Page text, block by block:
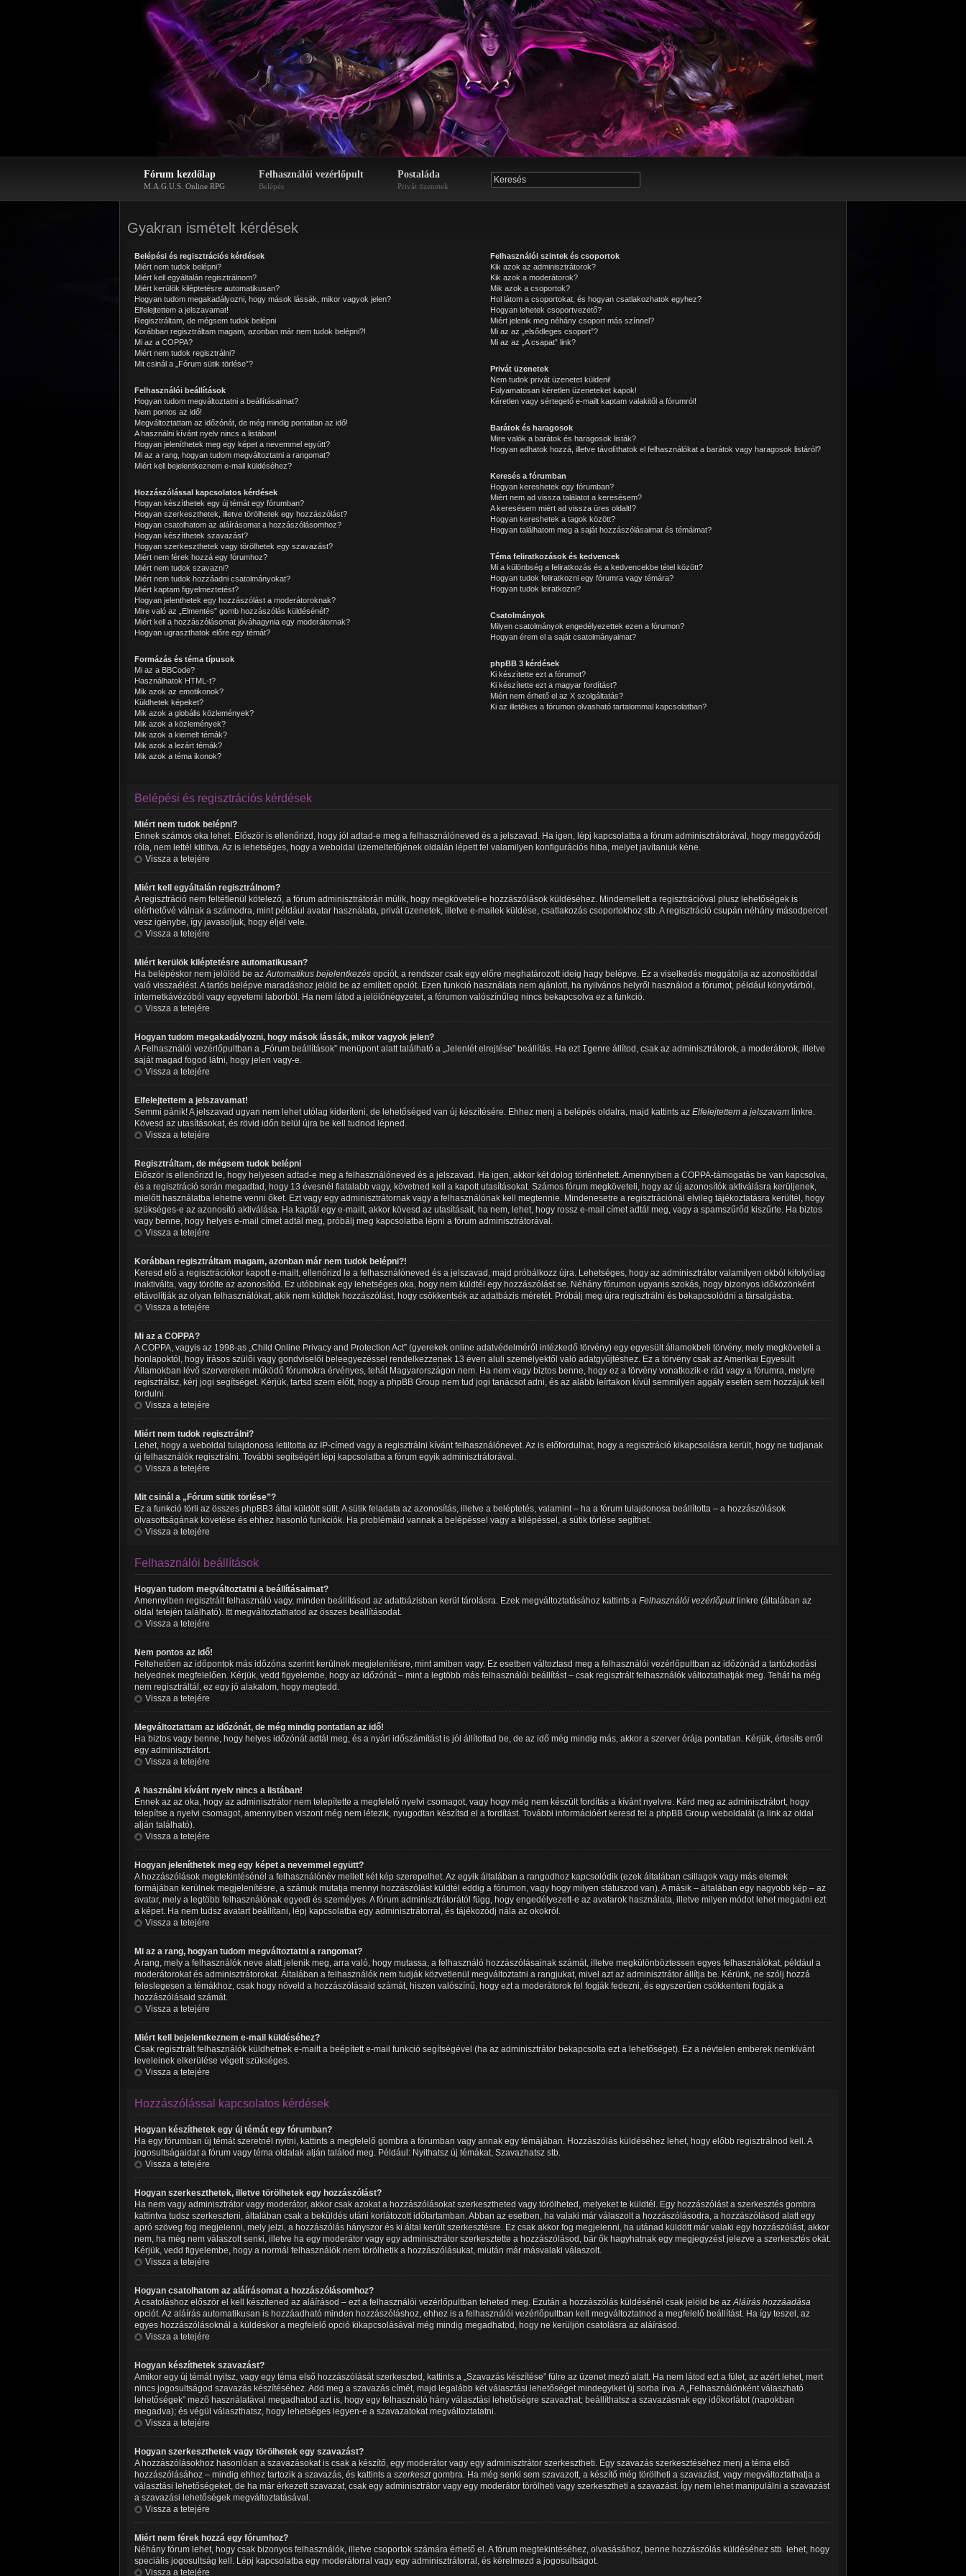
Fórum kezdőlap
M.A.G.U.S. Online RPG
Felhasználói vezérlőpult
Belépés
Postaláda
Privát üzenetek
Gyakran ismételt kérdések
Belépési és regisztrációs kérdések
Miért nem tudok belépni?
Miért kell egyáltalán regisztrálnom?
Miért kerülök kiléptetésre automatikusan?
Hogyan tudom megakadályozni, hogy mások lássák, mikor vagyok jelen?
Elfelejtettem a jelszavamat!
Regisztráltam, de mégsem tudok belépni
Korábban regisztráltam magam, azonban már nem tudok belépni?!
Mi az a COPPA?
Miért nem tudok regisztrálni?
Mit csinál a „Fórum sütik törlése”?
Felhasználói beállítások
Hogyan tudom megváltoztatni a beállításaimat?
Nem pontos az idő!
Megváltoztattam az időzónát, de még mindig pontatlan az idő!
A használni kívánt nyelv nincs a listában!
Hogyan jeleníthetek meg egy képet a nevemmel együtt?
Mi az a rang, hogyan tudom megváltoztatni a rangomat?
Miért kell bejelentkeznem e-mail küldéséhez?
Hozzászólással kapcsolatos kérdések
Hogyan készíthetek egy új témát egy fórumban?
Hogyan szerkeszthetek, illetve törölhetek egy hozzászólást?
Hogyan csatolhatom az aláírásomat a hozzászólásomhoz?
Hogyan készíthetek szavazást?
Hogyan szerkeszthetek vagy törölhetek egy szavazást?
Miért nem férek hozzá egy fórumhoz?
Miért nem tudok szavazni?
Miért nem tudok hozzáadni csatolmányokat?
Miért kaptam figyelmeztetést?
Hogyan jelenthetek egy hozzászólást a moderátoroknak?
Mire való az „Elmentés” gomb hozzászólás küldésénél?
Miért kell a hozzászólásomat jóváhagynia egy moderátornak?
Hogyan ugraszthatok előre egy témát?
Formázás és téma típusok
Mi az a BBCode?
Használhatok HTML-t?
Mik azok az emotikonok?
Küldhetek képeket?
Mik azok a globális közlemények?
Mik azok a közlemények?
Mik azok a kiemelt témák?
Mik azok a lezárt témák?
Mik azok a téma ikonok?
Felhasználói szintek és csoportok
Kik azok az adminisztrátorok?
Kik azok a moderátorok?
Mik azok a csoportok?
Hol látom a csoportokat, és hogyan csatlakozhatok egyhez?
Hogyan lehetek csoportvezető?
Miért jelenik meg néhány csoport más színnel?
Mi az az „elsődleges csoport”?
Mi az az „A csapat” link?
Privát üzenetek
Nem tudok privát üzenetet küldeni!
Folyamatosan kéretlen üzeneteket kapok!
Kéretlen vagy sértegető e-mailt kaptam valakitől a fórumról!
Barátok és haragosok
Mire valók a barátok és haragosok listák?
Hogyan adhatok hozzá, illetve távolíthatok el felhasználókat a barátok vagy haragosok listáról?
Keresés a fórumban
Hogyan kereshetek egy fórumban?
Miért nem ad vissza találatot a keresésem?
A keresésem miért ad vissza üres oldalt!?
Hogyan kereshetek a tagok között?
Hogyan találhatom meg a saját hozzászólásaimat és témáimat?
Téma feliratkozások és kedvencek
Mi a különbség a feliratkozás és a kedvencekbe tétel között?
Hogyan tudok feliratkozni egy fórumra vagy témára?
Hogyan tudok leiratkozni?
Csatolmányok
Milyen csatolmányok engedélyezettek ezen a fórumon?
Hogyan érem el a saját csatolmányaimat?
phpBB 3 kérdések
Ki készítette ezt a fórumot?
Ki készítette ezt a magyar fordítást?
Miért nem érhető el az X szolgáltatás?
Ki az illetékes a fórumon olvasható tartalommal kapcsolatban?
Belépési és regisztrációs kérdések
Miért nem tudok belépni?
Ennek számos oka lehet. Először is ellenőrizd, hogy jól adtad-e meg a felhasználóneved és a jelszavad. Ha igen, lépj kapcsolatba a fórum adminisztrátorával, hogy meggyőződj
róla, nem lettél kitiltva. Az is lehetséges, hogy a weboldal üzemeltetőjének oldalán lépett fel valamilyen konfigurációs hiba, melyet javítaniuk kéne.
Vissza a tetejére
Miért kell egyáltalán regisztrálnom?
A regisztráció nem feltétlenül kötelező, a fórum adminisztrátorán múlik, hogy megköveteli-e hozzászólások küldéséhez. Mindemellett a regisztrációval plusz lehetőségek is
elérhetővé válnak a számodra, mint például avatar használata, privát üzenetek, illetve e-mailek küldése, csatlakozás csoportokhoz stb. A regisztráció csupán néhány másodpercet
vesz igénybe, így javasoljuk, hogy éljél vele.
Vissza a tetejére
Miért kerülök kiléptetésre automatikusan?
Ha belépéskor nem jelölöd be azAutomatikus bejelentkezés opciót, a rendszer csak egy előre meghatározott ideig hagy belépve. Ez a viselkedés meggátolja az azonosítóddal
való visszaélést. A tartós belépve maradáshoz jelöld be az említett opciót. Ezen funkció használata nem ajánlott, ha nyilvános helyről használod a fórumot, például könyvtárból,
internetkávézóból vagy egyetemi laborból. Ha nem látod a jelölőnégyzetet, a fórumon valószínűleg nincs bekapcsolva ez a funkció.
Vissza a tetejére
Hogyan tudom megakadályozni, hogy mások lássák, mikor vagyok jelen?
A Felhasználói vezérlőpultban a „Fórum beállítások” menüpont alatt található a „Jelenlét elrejtése” beállítás. Ha ezt Igenre állítod, csak az adminisztrátorok, a moderátorok, illetve
saját magad fogod látni, hogy jelen vagy-e.
Vissza a tetejére
Elfelejtettem a jelszavamat!
Semmi pánik! A jelszavad ugyan nem lehet utólag kideríteni, de lehetőséged van új készítésére. Ehhez menj a belépés oldalra, majd kattints az Elfelejtettem a jelszavam linkre.
Kövesd az utasításokat, és rövid időn belül újra be kell tudnod lépned.
Vissza a tetejére
Regisztráltam, de mégsem tudok belépni
Először is ellenőrizd le, hogy helyesen adtad-e meg a felhasználóneved és a jelszavad. Ha igen, akkor két dolog történhetett. Amennyiben a COPPA-támogatás be van kapcsolva,
és a regisztráció során megadtad, hogy 13 évesnél fiatalabb vagy, követned kell a kapott utasításokat. Számos fórum megköveteli, hogy az új azonosítók aktiválásra kerüljenek,
mielőtt használatba lehetne venni őket. Ezt vagy egy adminisztrátornak vagy a felhasználónak kell megtennie. Mindenesetre a regisztrációnál elvileg tájékoztatásra kerültél, hogy
szükséges-e az azonosító aktiválása. Ha kaptál egy e-mailt, akkor kövesd az utasításait, ha nem, lehet, hogy rossz e-mail címet adtál meg, vagy a spamszűrőd kiszűrte. Ha biztos
vagy benne, hogy helyes e-mail címet adtál meg, próbálj meg kapcsolatba lépni a fórum adminisztrátorával.
Vissza a tetejére
Korábban regisztráltam magam, azonban már nem tudok belépni?!
Keresd elő a regisztrációkor kapott e-mailt, ellenőrizd le a felhasználóneved és a jelszavad, majd próbálkozz újra. Lehetséges, hogy az adminisztrátor valamilyen okból kifolyólag
inaktiválta, vagy törölte az azonosítód. Ez utóbbinak egy lehetséges oka, hogy nem küldtél egy hozzászólást se. Néhány fórumon ugyanis szokás, hogy bizonyos időközönként
eltávolítják az olyan felhasználókat, akik nem küldtek hozzászólást, hogy csökkentsék az adatbázis méretét. Próbálj meg újra regisztrálni és bekapcsolódni a társalgásba.
Vissza a tetejére
Mi az a COPPA?
A COPPA, vagyis az 1998-as „Child Online Privacy and Protection Act” (gyerekek online adatvédelméről intézkedő törvény) egy egyesült államokbeli törvény, mely megköveteli a
honlapoktól, hogy írásos szülői vagy gondviselői beleegyezéssel rendelkezzenek 13 éven aluli személyektől való adatgyűjtéshez. Ez a törvény csak az Amerikai Egyesült
Államokban lévő szervereken működő fórumokra érvényes, tehát Magyarországon nem. Ha nem vagy biztos benne, hogy ez a törvény vonatkozik-e rád vagy a fórumra, melyre
regisztrálsz, kérj jogi segítséget. Kérjük, tartsd szem előtt, hogy a phpBB Group nem tud jogi tanácsot adni, és az alább leírtakon kívül semmilyen aggály esetén sem hozzájuk kell
fordulni.
Vissza a tetejére
Miért nem tudok regisztrálni?
Lehet, hogy a weboldal tulajdonosa letiltotta az IP-címed vagy a regisztrálni kívánt felhasználónevet. Az is előfordulhat, hogy a regisztráció kikapcsolásra került, hogy ne tudjanak
új felhasználók regisztrálni. További segítségért lépj kapcsolatba a fórum egyik adminisztrátorával.
Vissza a tetejére
Mit csinál a „Fórum sütik törlése”?
Ez a funkció törli az összes phpBB3 által küldött sütit. A sütik feladata az azonosítás, illetve a beléptetés, valamint – ha a fórum tulajdonosa beállította – a hozzászólások
olvasottságának követése és ehhez hasonló funkciók. Ha problémáid vannak a belépéssel vagy a kilépéssel, a sütik törlése segíthet.
Vissza a tetejére
Felhasználói beállítások
Hogyan tudom megváltoztatni a beállításaimat?
Amennyiben regisztrált felhasználó vagy, minden beállításod az adatbázisban kerül tárolásra. Ezek megváltoztatásához kattints a Felhasználói vezérlőpultlinkre (általában az
oldal tetején található). Itt megváltoztathatod az összes beállításodat.
Vissza a tetejére
Nem pontos az idő!
Feltehetően az időpontok más időzóna szerint kerülnek megjelenítésre, mint amiben vagy. Ez esetben változtasd meg a felhasználói vezérlőpultban az időzónád a tartózkodási
helyednek megfelelően. Kérjük, vedd figyelembe, hogy az időzónát – mint a legtöbb más felhasználói beállítást – csak regisztrált felhasználók változtathatják meg. Tehát ha még
nem regisztráltál, ez egy jó alakalom, hogy megtedd.
Vissza a tetejére
Megváltoztattam az időzónát, de még mindig pontatlan az idő!
Ha biztos vagy benne, hogy helyes időzónát adtál meg, és a nyári időszámítást is jól állítottad be, de az idő még mindig más, akkor a szerver órája pontatlan. Kérjük, értesíts erről
egy adminisztrátort.
Vissza a tetejére
A használni kívánt nyelv nincs a listában!
Ennek az az oka, hogy az adminisztrátor nem telepítette a megfelelő nyelvi csomagot, vagy hogy még nem készült fordítás a kívánt nyelvre. Kérd meg az adminisztrátort, hogy
telepítse a nyelvi csomagot, amennyiben viszont még nem létezik, nyugodtan készítsd el a fordítást. További információért keresd fel a phpBB Group weboldalát (a link az oldal
alján található).
Vissza a tetejére
Hogyan jeleníthetek meg egy képet a nevemmel együtt?
A hozzászólások megtekintésénél a felhasználónév mellett két kép szerepelhet. Az egyik általában a rangodhoz kapcsolódik (ezek általában csillagok vagy más elemek
formájában kerülnek megjelenítésre, a számuk mutatja mennyi hozzászólást küldtél eddig a fórumon, vagy hogy milyen státuszod van). A másik – általában egy nagyobb kép – az
avatar, mely a legtöbb felhasználónak egyedi és személyes. A fórum adminisztrátorától függ, hogy engedélyezett-e az avatarok használata, illetve milyen módot lehet megadni ezt
a képet. Ha nem tudsz avatart beállítani, lépj kapcsolatba egy adminisztrátorral, és tájékozódj nála az okokról.
Vissza a tetejére
Mi az a rang, hogyan tudom megváltoztatni a rangomat?
A rang, mely a felhasználók neve alatt jelenik meg, arra való, hogy mutassa, a felhasználó hozzászólásainak számát, illetve megkülönböztessen egyes felhasználókat, például a
moderátorokat és adminisztrátorokat. Általában a felhasználók nem tudják közvetlenül megváltoztatni a rangjukat, mivel azt az adminisztrátor állítja be. Kérünk, ne szólj hozzá
feleslegesen a témákhoz, csak hogy növeld a hozzászólásaid számát, hiszen valószínű, hogy ezt a moderátorok fel fogják fedezni, és egyszerűen csökkenteni fogják a
hozzászólásaid számát.
Vissza a tetejére
Miért kell bejelentkeznem e-mail küldéséhez?
Csak regisztrált felhasználók küldhetnek e-mailt a beépített e-mail funkció segítségével (ha az adminisztrátor bekapcsolta ezt a lehetőséget). Ez a névtelen emberek nemkívánt
leveleinek elkerülése végett szükséges.
Vissza a tetejére
Hozzászólással kapcsolatos kérdések
Hogyan készíthetek egy új témát egy fórumban?
Ha egy fórumban új témát szeretnél nyitni, kattints a megfelelő gombra a fórumban vagy annak egy témájában. Hozzászólás küldéséhez lehet, hogy előbb regisztrálnod kell. A
jogosultságaidat a fórum vagy téma oldalak alján találod meg. Például: Nyithatsz új témákat, Szavazhatsz stb.
Vissza a tetejére
Hogyan szerkeszthetek, illetve törölhetek egy hozzászólást?
Ha nem vagy adminisztrátor vagy moderátor, akkor csak azokat a hozzászólásokat szerkesztheted vagy törölheted, melyeket te küldtél. Egy hozzászólást a szerkesztés gombra
kattintva tudsz szerkeszteni, általában csak a beküldés utáni korlátozott időtartamban. Abban az esetben, ha valaki már válaszolt a hozzászólásodra, a hozzászólásod alatt egy
apró szöveg fog megjelenni, mely jelzi, a hozzászólás hányszor és ki által került szerkesztésre. Ez csak akkor fog megjelenni, ha utánad küldött már valaki egy hozzászólást, akkor
nem, ha még nem válaszolt senki, illetve ha egy moderátor vagy egy adminisztrátor szerkesztette a hozzászólásod, bár ők hagyhatnak egy megjegyzést jelezve a szerkesztés okát.
Kérjük, vedd figyelembe, hogy a normál felhasználók nem törölhetik a hozzászólásukat, miután már másvalaki válaszolt.
Vissza a tetejére
Hogyan csatolhatom az aláírásomat a hozzászólásomhoz?
A csatoláshoz először el kell készítened az aláírásod – ezt a felhasználói vezérlőpultban teheted meg. Ezután a hozzászólás küldésénél csak jelöld be azAláírás hozzáadása
opciót. Az aláírás automatikusan is hozzáadható minden hozzászóláshoz, ehhez is a felhasználói vezérlőpultban kell megváltoztatnod a megfelelő beállítást. Ha így teszel, az
egyes hozzászólásoknál a küldéskor a megfelelő opció kikapcsolásával még mindig megadhatod, hogy ne kerüljön csatolásra az aláírásod.
Vissza a tetejére
Hogyan készíthetek szavazást?
Amikor egy új témát nyitsz, vagy egy téma első hozzászólását szerkeszted, kattints a „Szavazás készítése” fülre az üzenet mező alatt. Ha nem látod ezt a fület, az azért lehet, mert
nincs jogosultságod szavazás készítéséhez. Add meg a szavazás címét, majd legalább két választási lehetőséget mindegyiket új sorba írva. A „Felhasználónként válaszható
lehetőségek” mező használatával megadhatod azt is, hogy egy felhasználó hány választási lehetőségre szavazhat; beállíthatsz a szavazásnak egy időkorlátot (napokban
megadva); és végül választhatsz, hogy lehetséges legyen-e a szavazatokat megváltoztatatni.
Vissza a tetejére
Hogyan szerkeszthetek vagy törölhetek egy szavazást?
A hozzászólásokhoz hasonlóan a szavazásokat is csak a készítő, egy moderátor vagy egy adminisztrátor szerkesztheti. Egy szavazás szerkesztéséhez menj a téma első
hozzászólásához – mindig ehhez tartozik a szavazás, és kattints a szerkesztgombra. Ha még senki sem szavazott, a készítő még törölheti a szavazást, vagy megváltoztathatja a
választási lehetőségeket, de ha már érkezett szavazat, csak egy adminisztrátor vagy egy moderátor törölheti vagy szerkesztheti a szavazást. Így nem lehet manipulálni a szavazást
a szavazási lehetőségek megváltoztatásával.
Vissza a tetejére
Miért nem férek hozzá egy fórumhoz?
Néhány fórum lehet, hogy csak bizonyos felhasználók, illetve csoportok számára érhető el. A fórum megtekintéséhez, olvasásához, benne hozzászólás küldéséhez stb. lehet, hogy
speciális jogosultság kell. Lépj kapcsolatba egy moderátorral vagy egy adminisztrátorral, és kérelmezd a jogosultságot.
Vissza a tetejére